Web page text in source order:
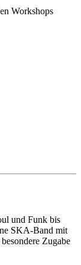
Workshops
und Funk bis
SKA-Band mit
Zugabe